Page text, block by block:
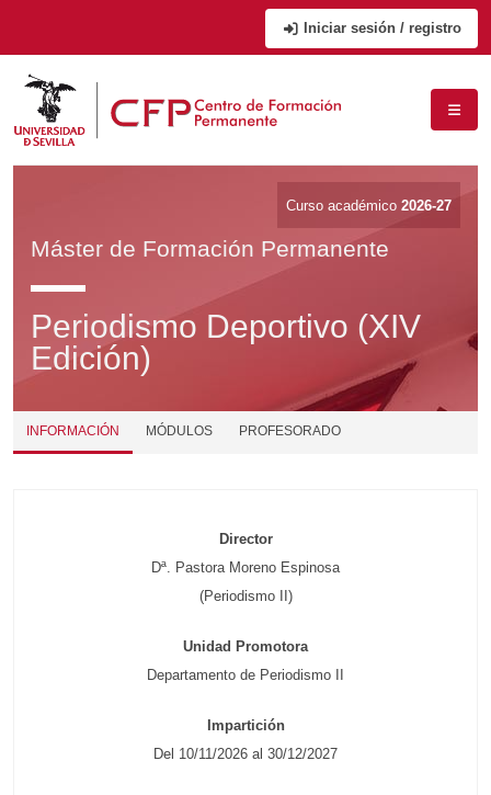
Iniciar sesión / registro
Curso académico 2026-27
Máster de Formación Permanente
Periodismo Deportivo (XIV
Edición)
INFORMACIÓN MÓDULOS PROFESORADO
Director
Dª. Pastora Moreno Espinosa
(Periodismo II)
Unidad Promotora
Departamento de Periodismo II
Impartición
Del 10/11/2026 al 30/12/2027